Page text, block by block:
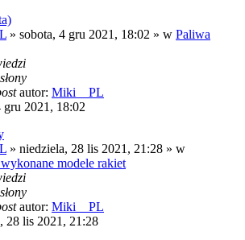
» sobota, 4 gru 2021, 18:02 » w Paliwa
autor: Miki__PL
gru 2021, 18:02
» niedziela, 28 lis 2021, 21:28 » w
modele rakiet
autor: Miki__PL
28 lis 2021, 21:28